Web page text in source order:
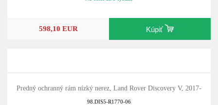
598,10 EUR Kúpiť
Predný ochranný rám nízký nerez, Land Rover Discovery V, 2017-
98.DIS5-R1770-06